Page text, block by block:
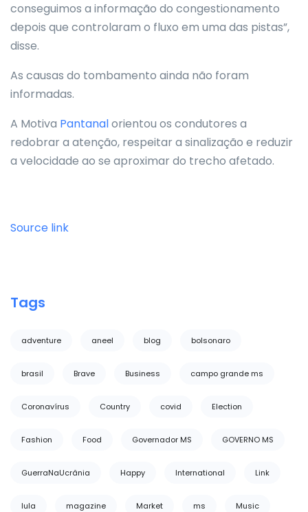
conseguimos a informação do congestionamento
depois que controlaram o fluxo em uma das pistas”,
disse.
As causas do tombamento ainda não foram
informadas.
A Motiva Pantanalorientou os condutores a
redobrar a atenção, respeitar a sinalização e reduzir
a velocidade ao se aproximar do trecho afetado.
Source link
Tags
adventure aneel blog bolsonaro
brasil Brave Business campo grande ms
Coronavírus Country covid Election
Fashion Food Governador MS GOVERNO MS
GuerraNaUcrânia Happy International Link
lula magazine Market ms Music